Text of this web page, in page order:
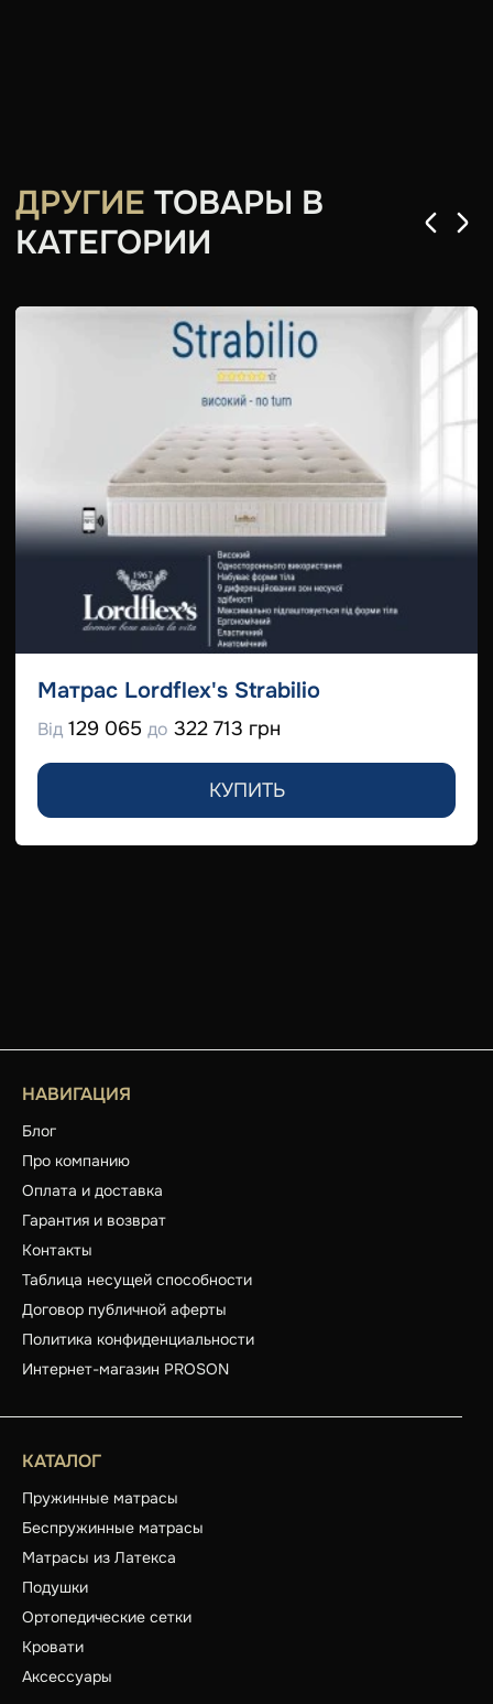
ДРУГИЕ ТОВАРЫ В
КАТЕГОРИИ
Матрас Lordflex's Strabilio
Від 129 065 до 322 713 грн
КУПИТЬ
НАВИГАЦИЯ
Блог
Про компанию
Оплата и доставка
Гарантия и возврат
Контакты
Таблица несущей способности
Договор публичной аферты
Политика конфиденциальности
Интернет-магазин PROSON
КАТАЛОГ
Пружинные матрасы
Беспружинные матрасы
Матрасы из Латекса
Подушки
Ортопедические сетки
Кровати
Аксессуары